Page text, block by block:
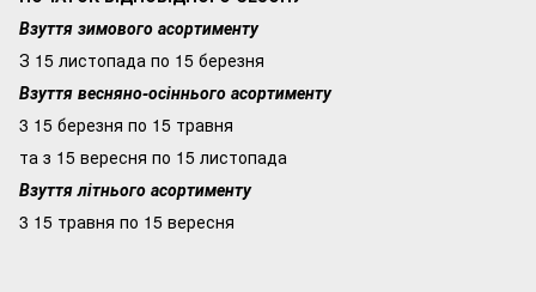
Взуття зимового асортименту
З 15 листопада по 15 березня
Взуття весняно-осіннього асортименту
3 15 березня по 15 травня
та з 15 вересня по 15 листопада
Взуття літнього асортименту
3 15 травня по 15 вересня